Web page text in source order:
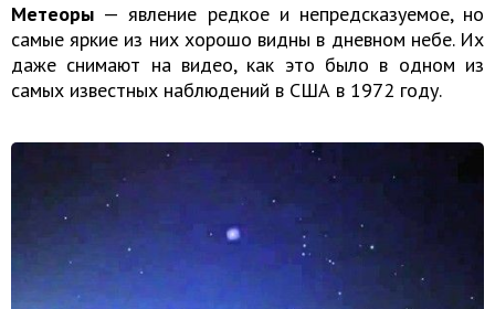
Метеоры — явление редкое и непредсказуемое, но
самые яркие из них хорошо видны в дневном небе. Их
даже снимают на видео, как это было в одном из
самых известных наблюдений в США в 1972 году.